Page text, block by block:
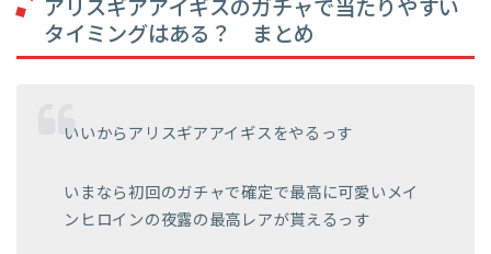
アリスギアアイギスのガチャで当たりやすい
タイミングはある？ まとめ
いいからアリスギアアイギスをやるっす
いまなら初回のガチャで確定で最高に可愛いメイ
ンヒロインの夜露の最高レアが貰えるっす